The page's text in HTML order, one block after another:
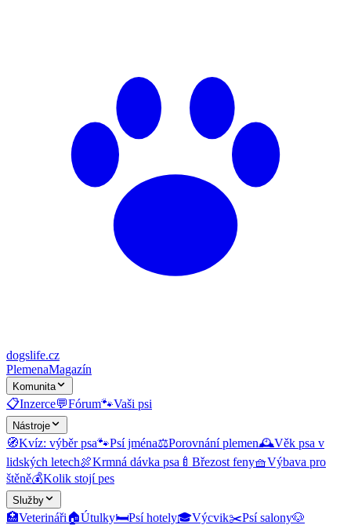
dogslife.cz
PlemenaMagazín
Komunita
📋Inzerce💬Fórum🐾Vaši psi
Nástroje
🧭Kvíz: výběr psa🐾Psí jména⚖️Porovnání plemen🕰️Věk psa v
lidských letech🍖Krmná dávka psa 🍼 Březost feny🧺Výbava pro
štěně💰Kolik stojí pes
Služby
🏥Veterináři🏠Útulky🛏️Psí hotely🎓Výcvik✂️Psí salony🐶